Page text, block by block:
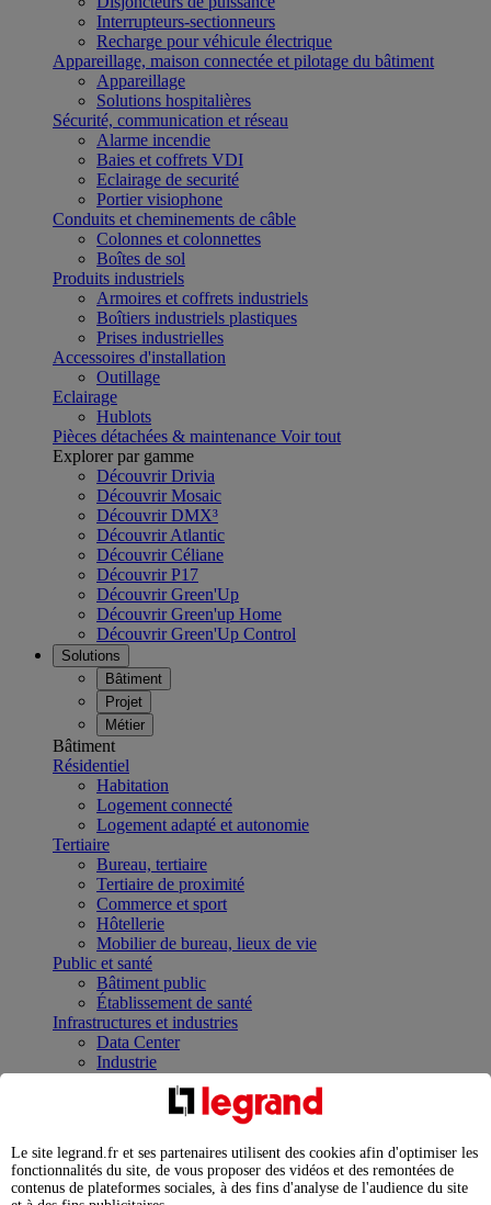
Interrupteurs-sectionneurs
Recharge pour véhicule électrique
Appareillage, maison connectée et pilotage du bâtiment
Appareillage
Solutions hospitalières
Sécurité, communication et réseau
Alarme incendie
Baies et coffrets VDI
Eclairage de securité
Portier visiophone
Conduits et cheminements de câble
Colonnes et colonnettes
Boîtes de sol
Produits industriels
Armoires et coffrets industriels
Boîtiers industriels plastiques
Prises industrielles
Accessoires d'installation
Outillage
Eclairage
Hublots
Pièces détachées & maintenance Voir tout
Explorer par gamme
Découvrir Drivia
Découvrir Mosaic
Découvrir DMX³
Découvrir Atlantic
Découvrir Céliane
Découvrir P17
Découvrir Green'Up
Découvrir Green'up Home
Découvrir Green'Up Control
Solutions
Bâtiment
Projet
Métier
Bâtiment
Résidentiel
Habitation
Logement connecté
Logement adapté et autonomie
Tertiaire
Bureau, tertiaire
Tertiaire de proximité
Commerce et sport
Hôtellerie
Mobilier de bureau, lieux de vie
Public et santé
Bâtiment public
Établissement de santé
Infrastructures et industries
Data Center
Industrie
Infrastructures
Contrôler et planifier le fonctionnement des appareils
Répartir et optimiser son tableau électrique
Legrand Data Center Solutions : concentrer les
expertises au service de vos performances
Le site legrand.fr et ses partenaires utilisent des cookies afin d'optimiser les
fonctionnalités du site, de vous proposer des vidéos et des remontées de
contenus de plateformes sociales, à des fins d'analyse de l'audience du site